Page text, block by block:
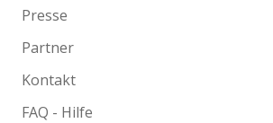
Presse
Partner
Kontakt
FAQ - Hilfe